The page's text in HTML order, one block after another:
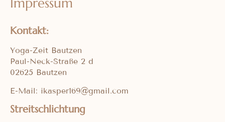
Impressum
Kontakt:
Yoga-Zeit Bautzen
Paul-Neck-Straße 2 d
02625 Bautzen
E-Mail: ikasper169@gmail.com
Streitschlichtung